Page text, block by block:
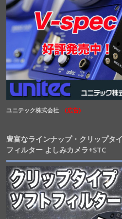
ユニテック株式会社 (広告)
豊富なラインナップ・クリップタ
フィルター よしみカメラ+STC